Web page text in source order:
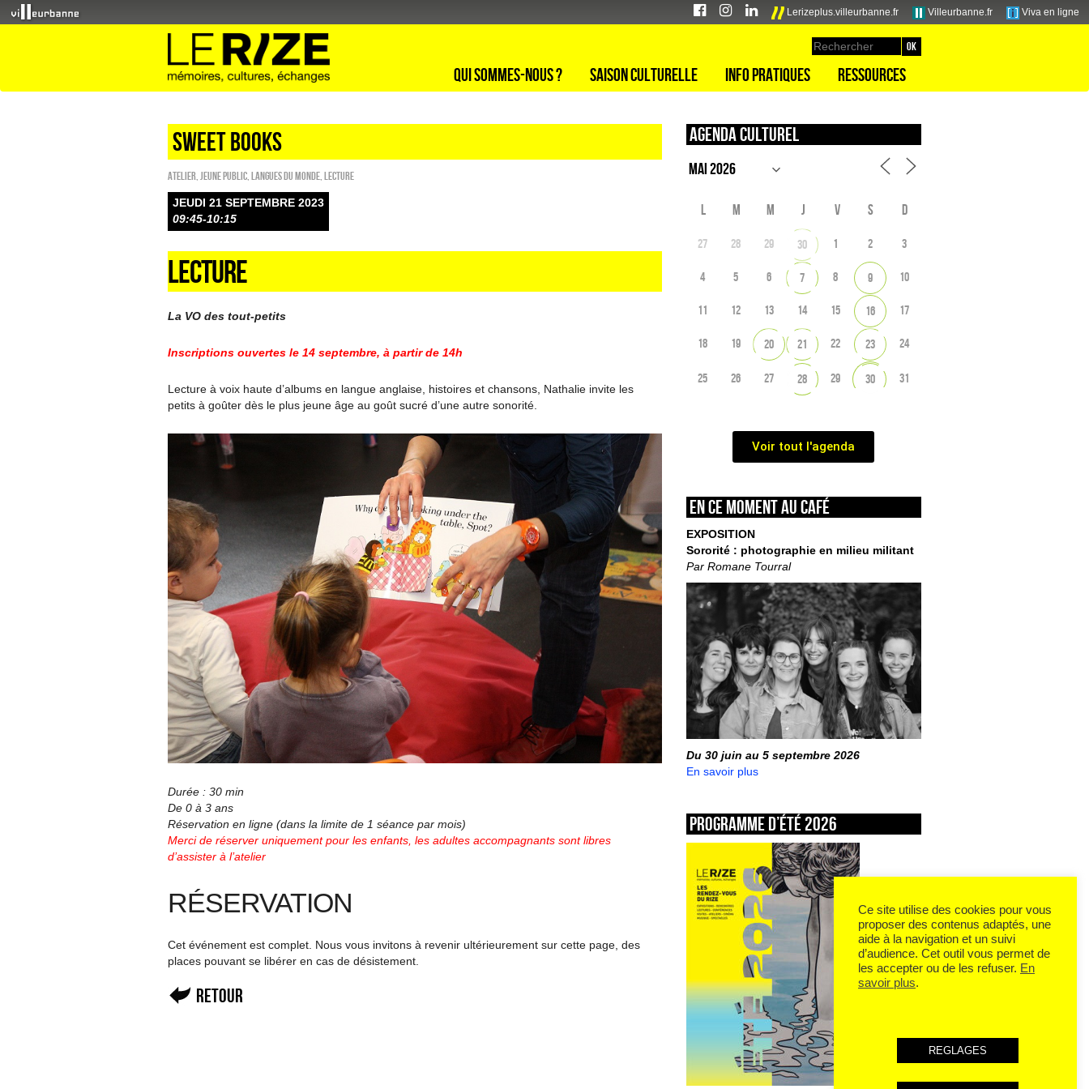
Lerizeplus.villeurbanne.fr Villeurbanne.fr Viva en ligne
Qui sommes-nous ? Saison culturelle Info pratiques Ressources
Sweet Books
Atelier Jeune public Langues du monde Lecture
JEUDI 21 SEPTEMBRE 2023
09:45-10:15
LECTURE
La VO des tout-petits
Inscriptions ouvertes le 14 septembre, à partir de 14h
Lecture à voix haute d’albums en langue anglaise, histoires et chansons, Nathalie invite les
petits à goûter dès le plus jeune âge au goût sucré d’une autre sonorité.
Durée : 30 min
De 0 à 3 ans
Réservation en ligne (dans la limite de 1 séance par mois)
Merci de réserver uniquement pour les enfants, les adultes accompagnants sont libres
d’assister à l’atelier
RÉSERVATION
Cet événement est complet. Nous vous invitons à revenir ultérieurement sur cette page, des
places pouvant se libérer en cas de désistement.
Retour
Agenda culturel
L M M J V S D
27 28 29 30 1 2 3
4 5 6 7 8 9 10
11 12 13 14 15 16 17
18 19 20 21 22 23 24
25 26 27 28 29 30 31
Voir tout l'agenda
En ce moment au café
EXPOSITION
Sororité : photographie en milieu militant
Par Romane Tourral
Du 30 juin au 5 septembre 2026
En savoir plus
Programme d’été 2026
Ce site utilise des cookies pour vous
proposer des contenus adaptés, une
aide à la navigation et un suivi
d’audience. Cet outil vous permet de
les accepter ou de les refuser. En
savoir plus.
REGLAGES